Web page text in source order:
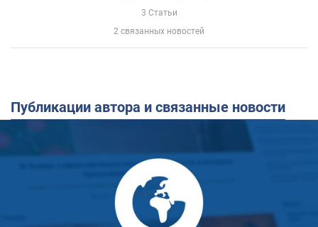
3 Статьи
2 связанных новостей
Публикации автора и связанные новости